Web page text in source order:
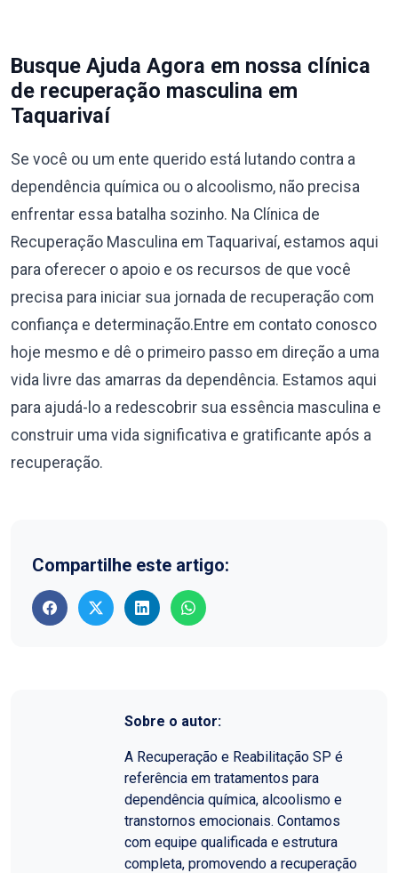
Busque Ajuda Agora em nossa clínica
de recuperação masculina em
Taquarivaí
Se você ou um ente querido está lutando contra a
dependência química ou o alcoolismo, não precisa
enfrentar essa batalha sozinho. Na Clínica de
Recuperação Masculina em Taquarivaí, estamos aqui
para oferecer o apoio e os recursos de que você
precisa para iniciar sua jornada de recuperação com
confiança e determinação.Entre em contato conosco
hoje mesmo e dê o primeiro passo em direção a uma
vida livre das amarras da dependência. Estamos aqui
para ajudá-lo a redescobrir sua essência masculina e
construir uma vida significativa e gratificante após a
recuperação.
Compartilhe este artigo:
Sobre o autor:
A Recuperação e Reabilitação SP é
referência em tratamentos para
dependência química, alcoolismo e
transtornos emocionais. Contamos
com equipe qualificada e estrutura
completa, promovendo a recuperação